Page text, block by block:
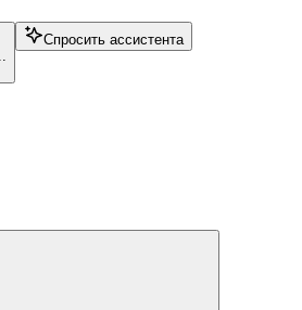
Спросить ассистента